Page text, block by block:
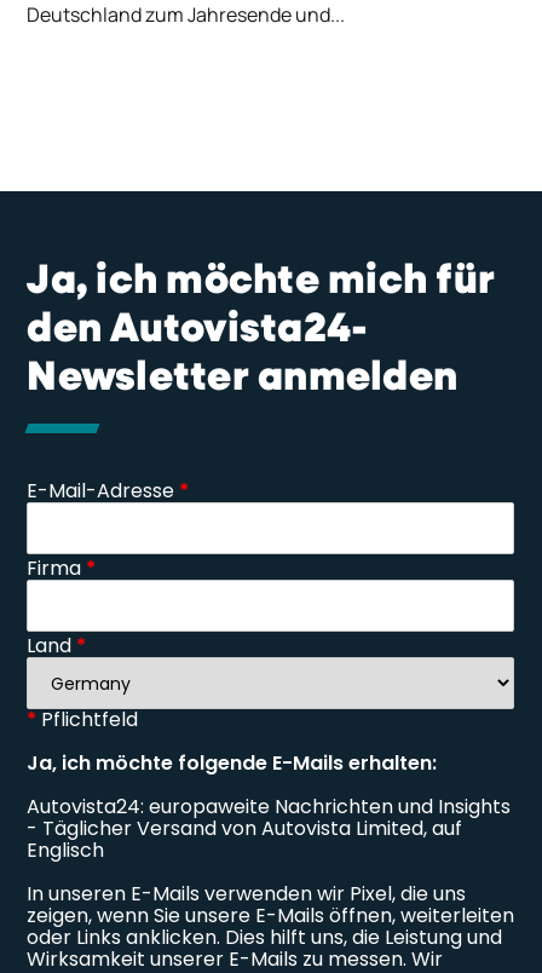
Deutschland zum Jahresende und...
Ja, ich möchte mich für
den Autovista24-
Newsletter anmelden